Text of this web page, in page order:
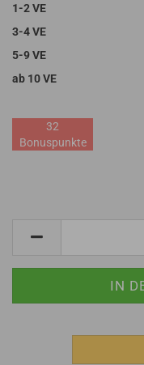
1-2 VE
3-4 VE
5-9 VE
ab 10 VE
32
Bonuspunkte